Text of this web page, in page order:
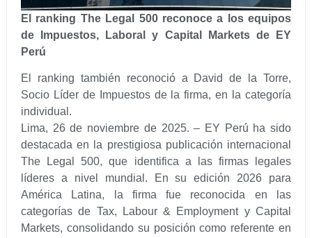
El ranking The Legal 500 reconoce a los equipos
de Impuestos, Laboral y Capital Markets de EY
Perú
El ranking también reconoció a David de la Torre,
Socio Líder de Impuestos de la firma, en la categoría
individual.
Lima, 26 de noviembre de 2025. – EY Perú ha sido
destacada en la prestigiosa publicación internacional
The Legal 500, que identifica a las firmas legales
líderes a nivel mundial. En su edición 2026 para
América Latina, la firma fue reconocida en las
categorías de Tax, Labour & Employment y Capital
Markets, consolidando su posición como referente en